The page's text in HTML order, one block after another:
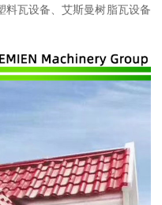
料瓦设备、艾斯曼树脂瓦设备